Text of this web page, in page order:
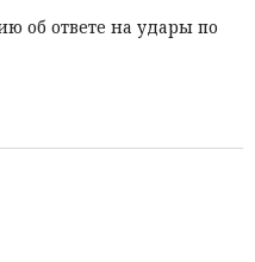
об ответе на удары по